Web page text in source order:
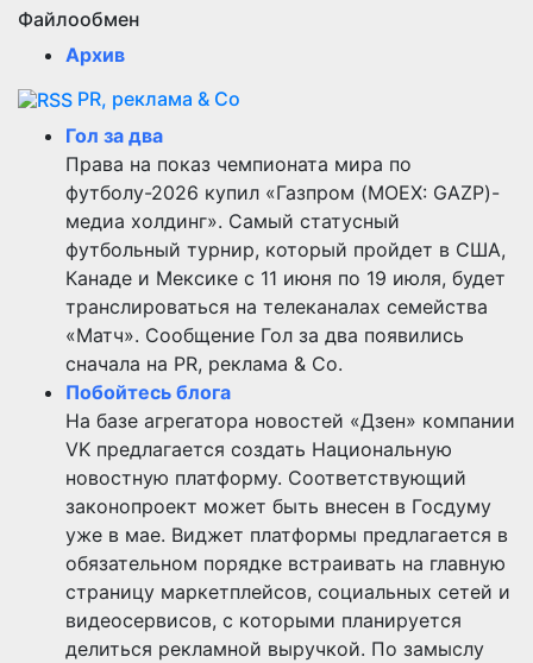
Файлообмен
Архив
PR, реклама & Co
Гол за два
Права на показ чемпионата мира по
футболу-2026 купил «Газпром (MOEX: GAZP)-
медиа холдинг». Самый статусный
футбольный турнир, который пройдет в США,
Канаде и Мексике с 11 июня по 19 июля, будет
транслироваться на телеканалах семейства
«Матч». Сообщение Гол за два появились
сначала на PR, реклама & Co.
Побойтесь блога
На базе агрегатора новостей «Дзен» компании
VK предлагается создать Национальную
новостную платформу. Соответствующий
законопроект может быть внесен в Госдуму
уже в мае. Виджет платформы предлагается в
обязательном порядке встраивать на главную
страницу маркетплейсов, социальных сетей и
видеосервисов, с которыми планируется
делиться рекламной выручкой. По замыслу